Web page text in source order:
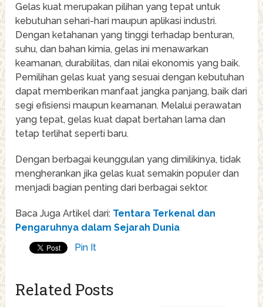
Gelas kuat merupakan pilihan yang tepat untuk
kebutuhan sehari-hari maupun aplikasi industri.
Dengan ketahanan yang tinggi terhadap benturan,
suhu, dan bahan kimia, gelas ini menawarkan
keamanan, durabilitas, dan nilai ekonomis yang baik.
Pemilihan gelas kuat yang sesuai dengan kebutuhan
dapat memberikan manfaat jangka panjang, baik dari
segi efisiensi maupun keamanan. Melalui perawatan
yang tepat, gelas kuat dapat bertahan lama dan
tetap terlihat seperti baru.
Dengan berbagai keunggulan yang dimilikinya, tidak
mengherankan jika gelas kuat semakin populer dan
menjadi bagian penting dari berbagai sektor.
Baca Juga Artikel dari: Tentara Terkenal dan
Pengaruhnya dalam Sejarah Dunia
Pin It
Related Posts